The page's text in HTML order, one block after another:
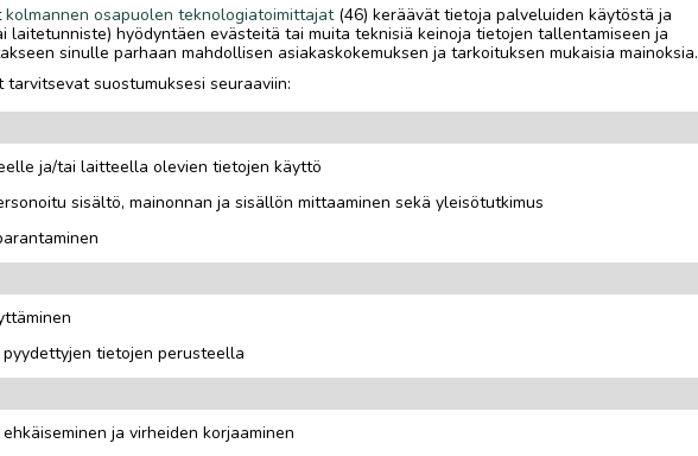
suodattimia,
kannattaa
perusteella.
voi olla hyödyllinen
jarrujen koko,
mukaan. Siksi
kolmannen osapuolen teknologiatoimittajat(46) keräävät tietoja palveluiden käytöstä ja
laitetunniste) hyödyntäen evästeitä tai muita teknisiä keinoja tietojen tallentamiseen ja
sinulle parhaan mahdollisen asiakaskokemuksen ja tarkoituksen mukaisia mainoksia.
suostumuksesi seuraaviin:
ja/tai laitteella olevien tietojen käyttö
sisältö, mainonnan ja sisällön mittaaminen sekä yleisötutkimus
tietojen perusteella
ja virheiden korjaaminen